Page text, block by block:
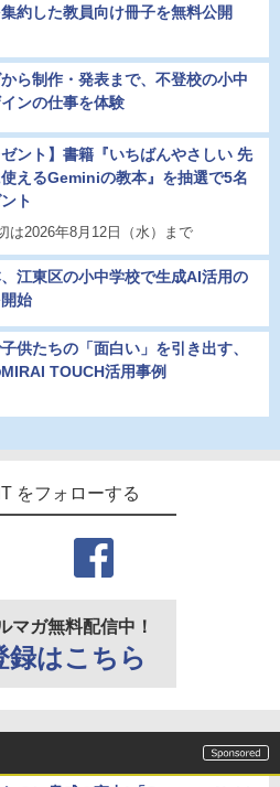
約した教員向け冊子を無料公開
ら制作・発表まで、不登校の小中
ンの仕事を体験
ゼント】書籍『いちばんやさしい 先
えるGeminiの教本』を抽選で5名
ト
2026年8月12日（水）まで
江東区の小中学校で生成AI活用の
始
供たちの「面白い」を引き出す、
TOUCH活用事例
をフォローする
マガ無料配信中！
録はこちら